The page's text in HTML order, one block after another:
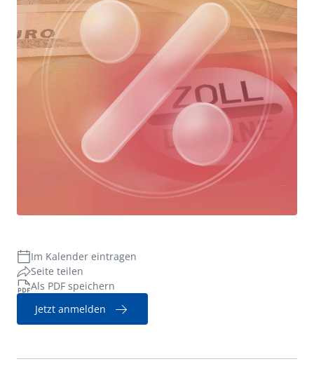
IT-Recht und Datenschutz
Künstliche Intelligenz (KI)
Miet- und WEG-Recht
Risk und Compliance
Verwaltungsrecht
Jetzt anmelden
Im Kalender eintragen
Seite teilen
Als PDF speichern